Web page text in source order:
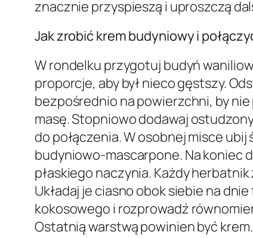
znacznie przyspieszą i uproszczą
Jak zrobić krem budyniowy i
W rondelku przygotuj budyń
proporcje, aby był nieco gęstszy.
bezpośrednio na powierzchni, by
masę. Stopniowo dodawaj
do połączenia. W osobnej misce
budyniowo-mascarpone. Na koniec
płaskiego naczynia. Każdy
Układaj je ciasno obok siebie na
kokosowego i rozprowadź
Ostatnią warstwą powinien być krem.